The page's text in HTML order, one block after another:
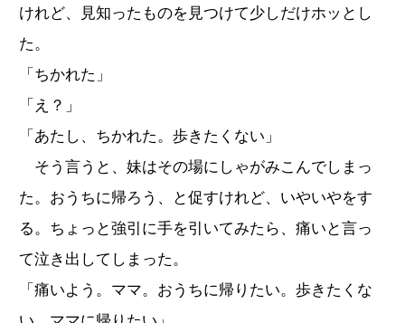
けれど、見知ったものを見つけて少しだけホッとし
た。
「ちかれた」
「え？」
「あたし、ちかれた。歩きたくない」
そう言うと、妹はその場にしゃがみこんでしまっ
た。おうちに帰ろう、と促すけれど、いやいやをす
る。ちょっと強引に手を引いてみたら、痛いと言っ
て泣き出してしまった。
「痛いよう。ママ。おうちに帰りたい。歩きたくな